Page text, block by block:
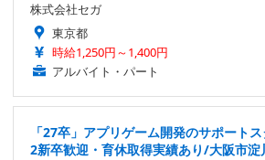
株式会社セガ
東京都
時給1,250円～1,400円
アルバイト・パート
「27卒」アプリゲーム開発のサポート
2新卒歓迎・育休取得実績あり/大阪市淀